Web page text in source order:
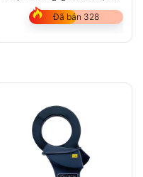
– với cáp FEP
Đã bán 328